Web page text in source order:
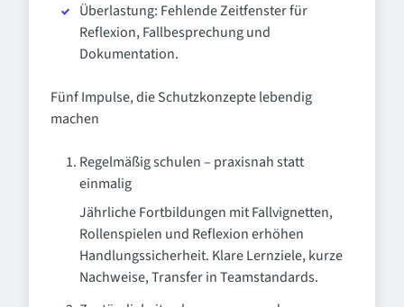
Überlastung: Fehlende Zeitfenster für
Reflexion, Fallbesprechung und
Dokumentation.
Fünf Impulse, die Schutzkonzepte lebendig
machen
Regelmäßig schulen – praxisnah statt
einmalig
Jährliche Fortbildungen mit Fallvignetten,
Rollenspielen und Reflexion erhöhen
Handlungssicherheit. Klare Lernziele, kurze
Nachweise, Transfer in Teamstandards.